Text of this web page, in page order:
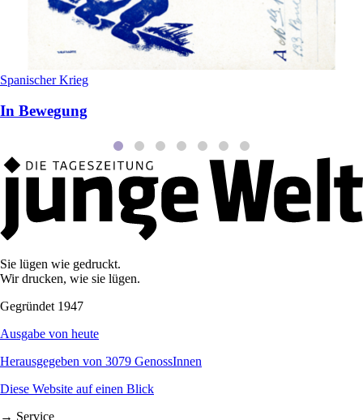
Spanischer Krieg
In Bewegung
Sie lügen wie gedruckt.
Wir drucken, wie sie lügen.
Gegründet 1947
Ausgabe von heute
Herausgegeben von 3079 GenossInnen
Diese Website auf einen Blick
→ Service